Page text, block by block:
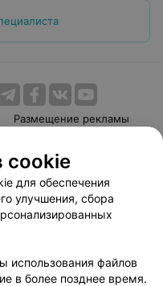
Размещение рекламы
Способы оплаты
103.by
данных
cookie
для обеспечения
улучшения, сбора
использования файлов
в более позднее время.